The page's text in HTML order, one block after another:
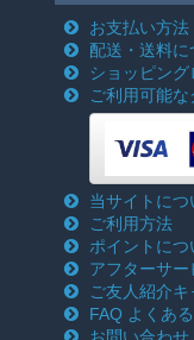
お支払い方法
配送・送料に
ショッピング
ご利用可能
当サイトにつ
ご利用方法
ポイントにつ
アフターサー
ご友人紹介
FAQ よくあ